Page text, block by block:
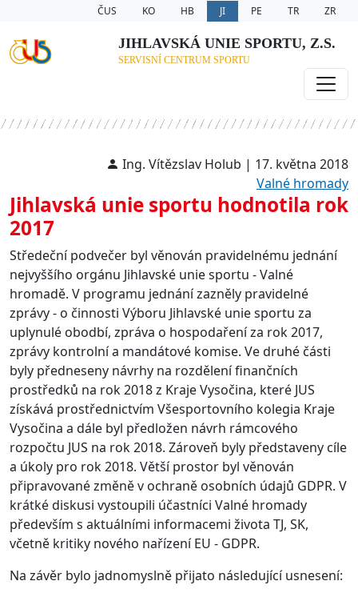
ČUS KO HB JI PE TR ZR
JIHLAVSKÁ UNIE SPORTU, Z.S.
SERVISNÍ CENTRUM SPORTU
Ing. Vítězslav Holub | 17. května 2018
Valné hromady
Jihlavská unie sportu hodnotila rok
2017
Středeční podvečer byl věnován pravidelnému jednání
nejvyššího orgánu Jihlavské unie sportu - Valné
hromadě. V programu jednání zazněly pravidelné
zprávy - o činnosti Výboru Jihlavské unie sportu za
uplynulé obodbí, zpráva o hospodaření za rok 2017,
zprávy kontrolní a mandátové komise. Ve druhé části
byly předneseny návrhy na rozdělení finančních
prostředků na rok 2018 z Kraje Vysočina, které JUS
získává prostřednictvím Všesportovního kolegia Kraje
Vysočina a dále byl předložen návrh rámcového
rozpočtu JUS na rok 2018. Zároveň byly představeny cíle
a úkoly pro rok 2018. Větší prostor byl věnován
připravované změně v ochraně osobních údajů GDPR. V
krátké diskusi vystoupili účastníci Valné hromady
především s aktuálními informacemi života TJ, SK,
včetně kritiky nového nařízení EU - GDPR.
Na závěr bylo jadnomyslně přijato následující usnesení: